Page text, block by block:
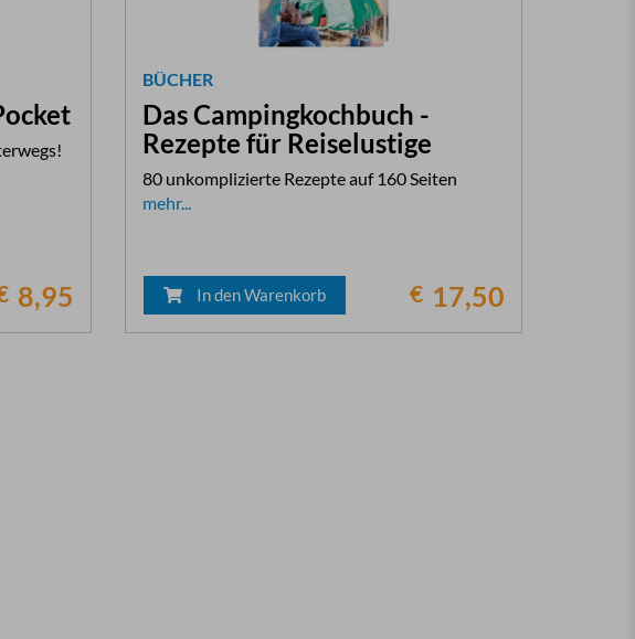
8,95
BÜCHER
Das Campingkochbuch -
Rezepte für Reiselustige
80 unkomplizierte Rezepte auf 160 Seiten
mehr...
In den Warenkorb € 17,50